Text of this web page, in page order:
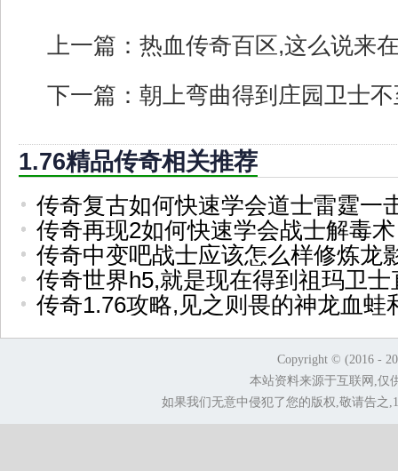
上一篇： 热血传奇百区,这么说来
下一篇： 朝上弯曲得到庄园卫士
1.76精品传奇相关推荐
传奇复古如何快速学会道士雷霆一
传奇再现2如何快速学会战士解毒术
传奇中变吧战士应该怎么样修炼龙
传奇世界h5,就是现在得到祖玛卫士
传奇1.76攻略,见之则畏的神龙血蛙
Copyright © (2016 -
本站资料来源于互联网,仅
如果我们无意中侵犯了您的版权,敬请告之